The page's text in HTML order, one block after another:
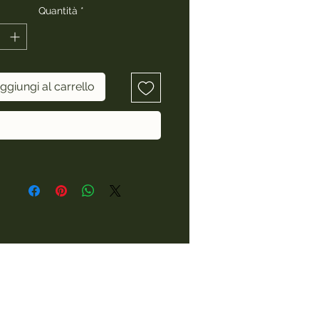
Quantità *
al carrello